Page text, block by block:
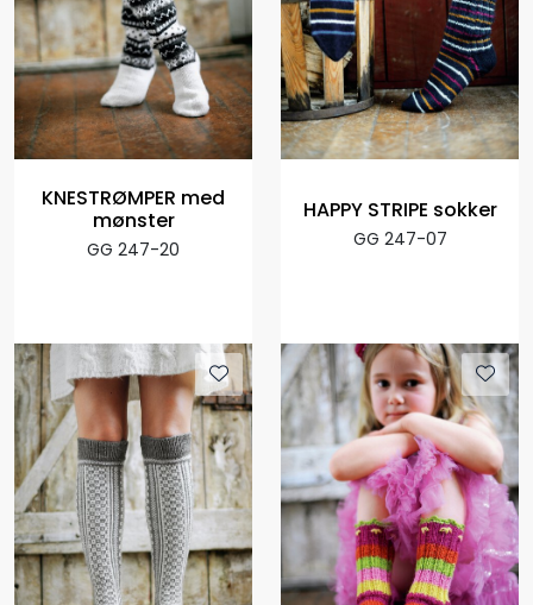
KNESTRØMPER med
mønster
GG 247-20
HAPPY STRIPE sokker
GG 247-07